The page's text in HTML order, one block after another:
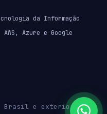
da Informação
Azure e Google
Brasil e exterior